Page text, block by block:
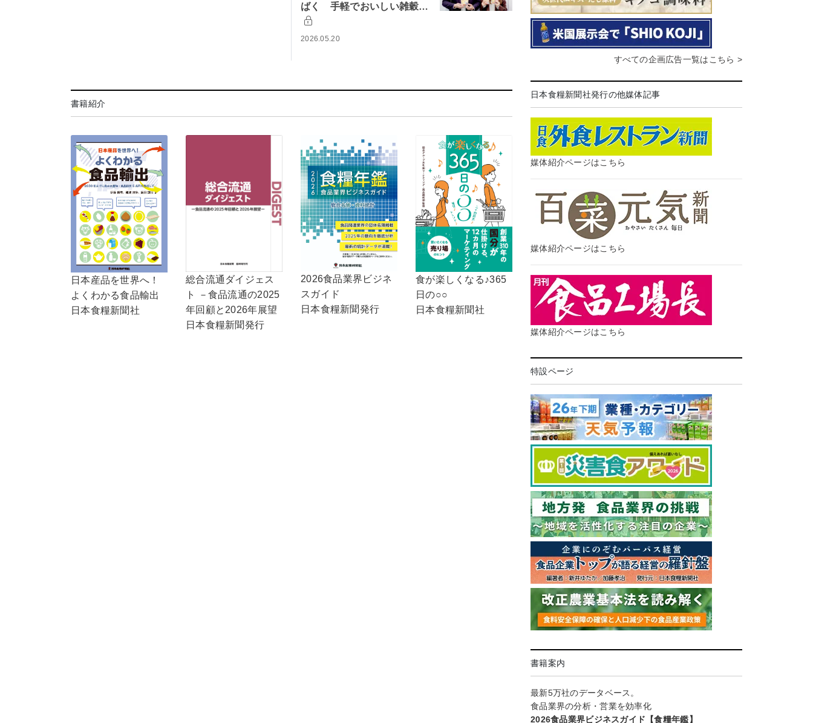
ばく 手軽でおいしい雑穀…
2026.05.20
書籍紹介
日本産品を世界へ！
よくわかる食品輸出
日本食糧新聞社
総合流通ダイジェス
ト －食品流通の2025
年回顧と2026年展望
日本食糧新聞発行
2026食品業界ビジネ
スガイド
日本食糧新聞発行
食が楽しくなる♪365
日の○○
日本食糧新聞社
すべての企画広告一覧はこちら >
日本食糧新聞社発行の他媒体記事
媒体紹介ページはこちら
媒体紹介ページはこちら
媒体紹介ページはこちら
特設ページ
書籍案内
最新5万社のデータベース。
食品業界の分析・営業を効率化
2026食品業界ビジネスガイド【食糧年鑑】